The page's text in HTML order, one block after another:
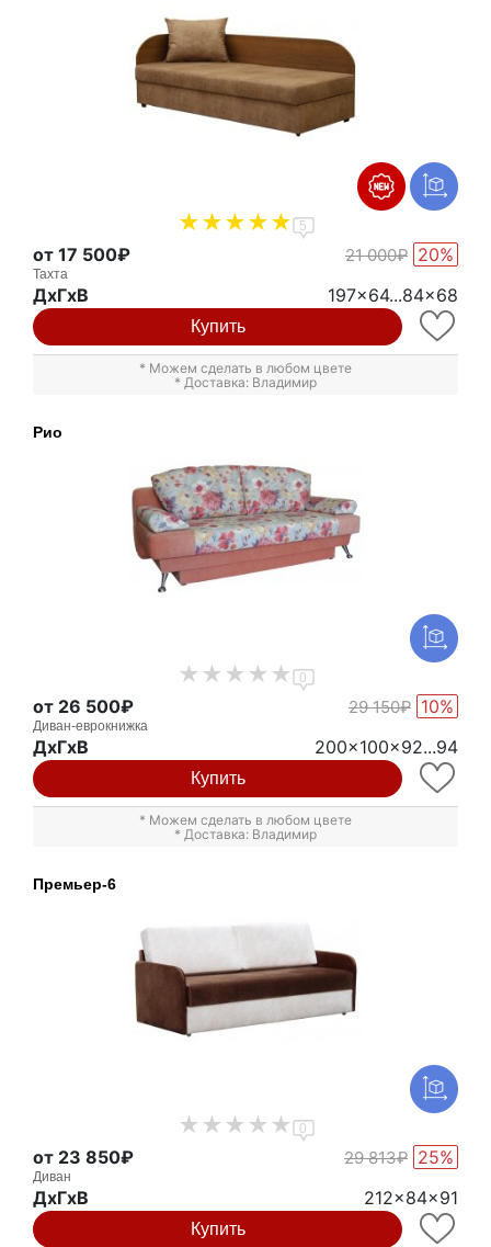
5
от 17 500₽ 21 000₽ 20%
Тахта
ДxГxВ 197x64...84x68
Купить
* Можем сделать в любом цвете
* Доставка: Владимир
Рио
0
от 26 500₽ 29 150₽ 10%
Диван-еврокнижка
ДxГxВ 200x100x92...94
Купить
* Можем сделать в любом цвете
* Доставка: Владимир
Премьер-6
0
от 23 850₽ 29 813₽ 25%
Диван
ДxГxВ 212x84x91
Купить